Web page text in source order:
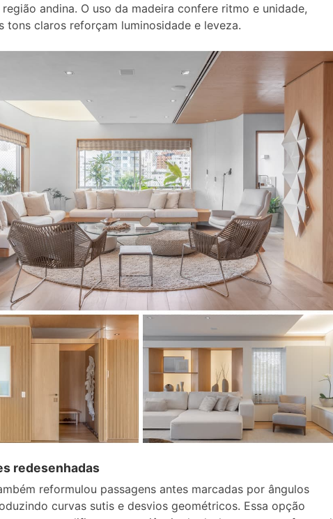
região andina. O uso da madeira confere ritmo e unidade,
tons claros reforçam luminosidade e leveza.
redesenhadas
reformulou passagens antes marcadas por ângulos
curvas sutis e desvios geométricos. Essa opção